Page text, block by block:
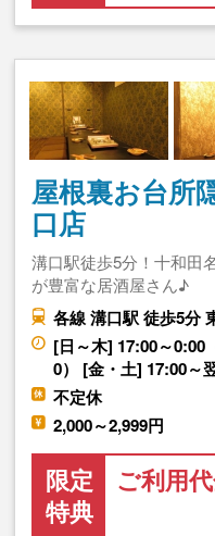
屋根裏お台所
口店
溝口駅徒歩5分！十和田
が豊富な居酒屋さん♪
各線 溝口駅 徒歩5分
[日～木] 17:00～0:00
0） [金・土] 17:00～
不定休
2,000～2,999円
限定
特典
ご利用